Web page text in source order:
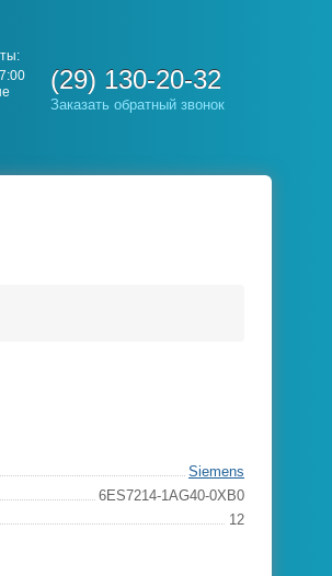
(29) 130-20-32
Заказать обратный звонок
Siemens
6ES7214-1AG40-0XB0
12